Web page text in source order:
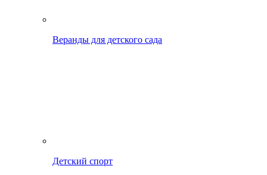
Веранды для детского сада
Детский спорт